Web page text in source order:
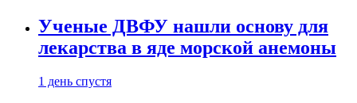
Ученые ДВФУ нашли основу для
лекарства в яде морской анемоны
1 день спустя